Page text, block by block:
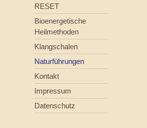
RESET
Bioenergetische
Heilmethoden
Klangschalen
Naturführungen
Kontakt
Impressum
Datenschutz